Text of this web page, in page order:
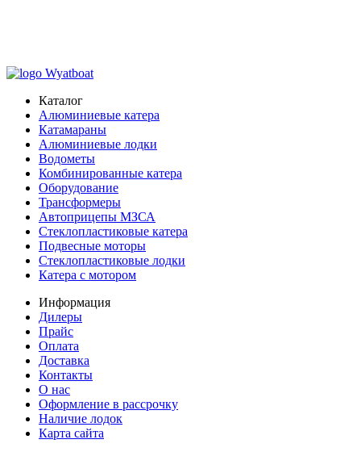
Каталог
Алюминиевые катера
Катамараны
Алюминиевые лодки
Водометы
Комбинированные катера
Оборудование
Трансформеры
Автоприцепы МЗСА
Стеклопластиковые катера
Подвесные моторы
Стеклопластиковые лодки
Катера с мотором
Информация
Дилеры
Прайс
Оплата
Доставка
Контакты
О нас
Оформление в рассрочку
Наличие лодок
Карта сайта